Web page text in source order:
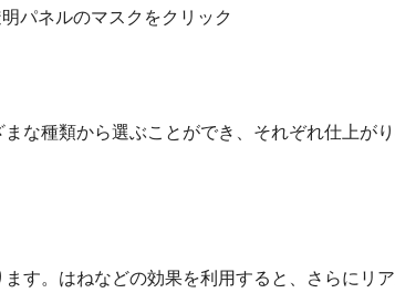
パネルのマスクをクリック
な種類から選ぶことができ、それぞれ仕上が
す。はねなどの効果を利用すると、さらにリ